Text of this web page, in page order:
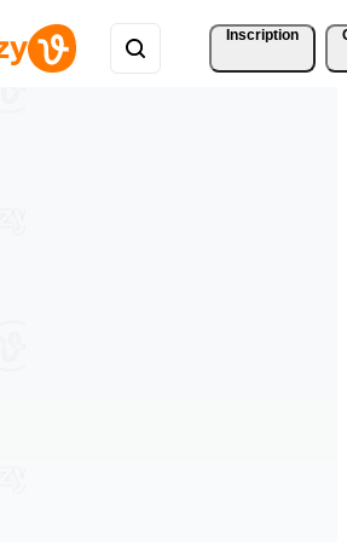
Inscription